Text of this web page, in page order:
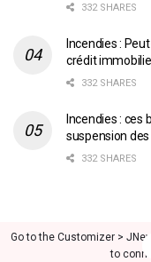
332 SHARES
Incendies :
crédit
332 SHARES
Incendies : ces
suspension
332 SHARES
Go to the Customizer >
to